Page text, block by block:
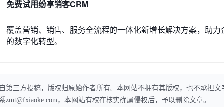
免费试用纷享销客CRM
覆盖营销、销售、服务全流程的一体化新增长解决方案，助力
的数字化转型。
第三方投稿，版权归原始作者所有。本网站不拥有其版权，也不承担
zmt@fxiaoke.com，本网站有权在核实确属侵权后，予以删除文章。